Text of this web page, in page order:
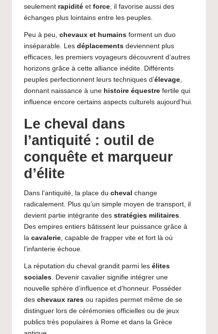
seulement rapidité et force, il favorise aussi des
échanges plus lointains entre les peuples.
Peu à peu, chevaux et humains forment un duo
inséparable. Les déplacements deviennent plus
efficaces, les premiers voyageurs découvrent d’autres
horizons grâce à cette alliance inédite. Différents
peuples perfectionnent leurs techniques d’élevage,
donnant naissance à une histoire équestre fertile qui
influence encore certains aspects culturels aujourd’hui.
Le cheval dans
l’antiquité : outil de
conquête et marqueur
d’élite
Dans l’antiquité, la place du cheval change
radicalement. Plus qu’un simple moyen de transport, il
devient partie intégrante des stratégies militaires.
Des empires entiers bâtissent leur puissance grâce à
la cavalerie, capable de frapper vite et fort là où
l’infanterie échoue.
La réputation du cheval grandit parmi les élites
sociales. Devenir cavalier signifie intégrer une
nouvelle sphère d’influence et d’honneur. Posséder
des chevaux rares ou rapides permet même de se
distinguer lors de cérémonies officielles ou de jeux
publics très populaires à Rome et dans la Grèce